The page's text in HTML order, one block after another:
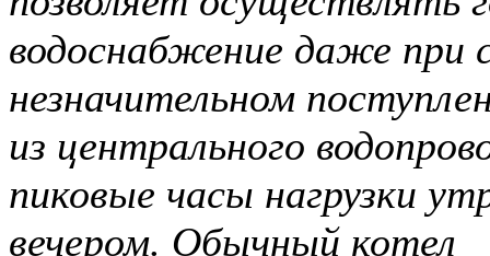
водоснабжение даже при
незначительном
из центрального
пиковые часы нагрузки
вечером. Обычный котел